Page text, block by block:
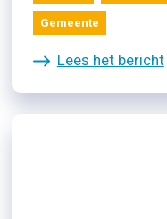
Gemeente
Lees het bericht